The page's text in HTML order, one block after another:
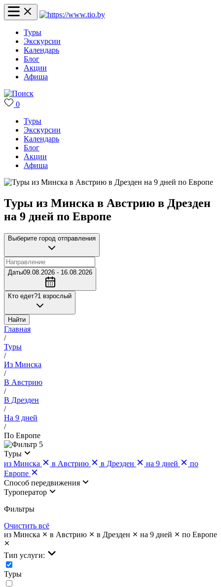
Туры
Экскурсии
Календарь
Блог
Акции
Афиша
0
Туры
Экскурсии
Календарь
Блог
Акции
Афиша
Туры из Минска в Австрию в Дрезден
на 9 дней по Европе
Выберите город отправления
Даты09.08.2026 - 16.08.2026
Кто едет?1 взрослый
Найти
Главная
/
Туры
/
Из Минска
/
В Австрию
/
В Дрезден
/
На 9 дней
/
По Европе
5
Туры
из Минска
в Австрию в Дрезден на 9 дней
по
Европе
Cпособ передвижения
Туроператор
Фильтры
Очистить всё
из Минска
в Австрию в Дрезден на 9 дней по Европе
Тип услуги:
Туры